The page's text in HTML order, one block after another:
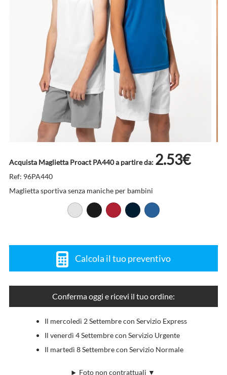
Acquista Maglietta Proact PA440 a partire da: 2.53€
Ref: 96PA440
Maglietta sportiva senza maniche per bambini
Calcola il tuo preventivo
Conferma oggi e ricevi il tuo ordine:
Il mercoledì 2 Settembre con Servizio Express
Il venerdì 4 Settembre con Servizio Urgente
Il martedì 8 Settembre con Servizio Normale
Foto non contrattuali ▼